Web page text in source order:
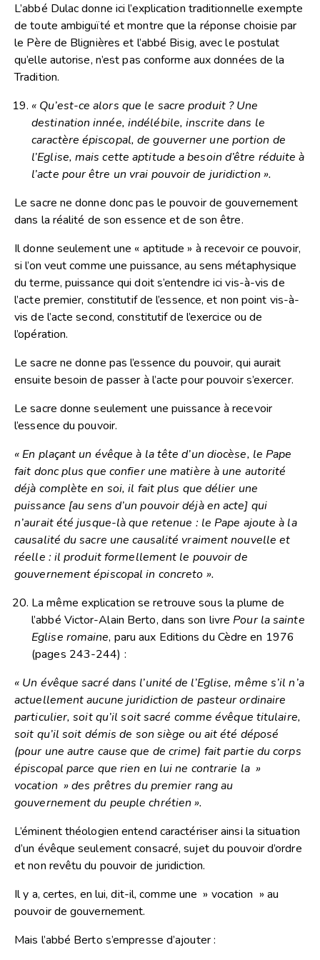
L’abbé Dulac donne ici l’explication traditionnelle exempte
de toute ambiguïté et montre que la réponse choisie par
le Père de Blignières et l’abbé Bisig, avec le postulat
qu’elle autorise, n’est pas conforme aux données de la
Tradition.
« Qu’est-ce alors que le sacre produit ? Une
destination innée, indélébile, inscrite dans le
caractère épiscopal, de gouverner une portion de
l’Eglise, mais cette aptitude a besoin d’être réduite à
l’acte pour être un vrai pouvoir de juridiction ».
Le sacre ne donne donc pas le pouvoir de gouvernement
dans la réalité de son essence et de son être.
Il donne seulement une « aptitude » à recevoir ce pouvoir,
si l’on veut comme une puissance, au sens métaphysique
du terme, puissance qui doit s’entendre ici vis-à-vis de
l’acte premier, constitutif de l’essence, et non point vis-à-
vis de l’acte second, constitutif de l’exercice ou de
l’opération.
Le sacre ne donne pas l’essence du pouvoir, qui aurait
ensuite besoin de passer à l’acte pour pouvoir s’exercer.
Le sacre donne seulement une puissance à recevoir
l’essence du pouvoir.
« En plaçant un évêque à la tête d’un diocèse, le Pape
fait donc plus que confier une matière à une autorité
déjà complète en soi, il fait plus que délier une
puissance [au sens d’un pouvoir déjà en acte] qui
n’aurait été jusque-là que retenue : le Pape ajoute à la
causalité du sacre une causalité vraiment nouvelle et
réelle : il produit formellement le pouvoir de
gouvernement épiscopal in concreto ».
La même explication se retrouve sous la plume de
l’abbé Victor-Alain Berto, dans son livre Pour la sainte
Eglise romaine, paru aux Editions du Cèdre en 1976
(pages 243-244) :
« Un évêque sacré dans l’unité de l’Eglise, même s’il n’a
actuellement aucune juridiction de pasteur ordinaire
particulier, soit qu’il soit sacré comme évêque titulaire,
soit qu’il soit démis de son siège ou ait été déposé
(pour une autre cause que de crime) fait partie du corps
épiscopal parce que rien en lui ne contrarie la »
vocation » des prêtres du premier rang au
gouvernement du peuple chrétien ».
L’éminent théologien entend caractériser ainsi la situation
d’un évêque seulement consacré, sujet du pouvoir d’ordre
et non revêtu du pouvoir de juridiction.
Il y a, certes, en lui, dit-il, comme une » vocation » au
pouvoir de gouvernement.
Mais l’abbé Berto s’empresse d’ajouter :